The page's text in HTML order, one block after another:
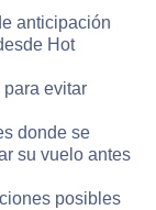
anticipación
Hot
evitar
donde se
su vuelo antes
posibles